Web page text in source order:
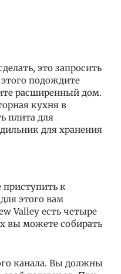
это запросить
подождите
расширенный дом.
кухня в
плита для
для хранения
приступить к
этого вам
Valley есть четыре
вы можете собирать
канала. Вы должны